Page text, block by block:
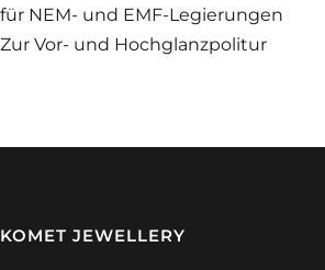
für NEM- und EMF-Legierungen
Zur Vor- und Hochglanzpolitur
KOMET JEWELLERY